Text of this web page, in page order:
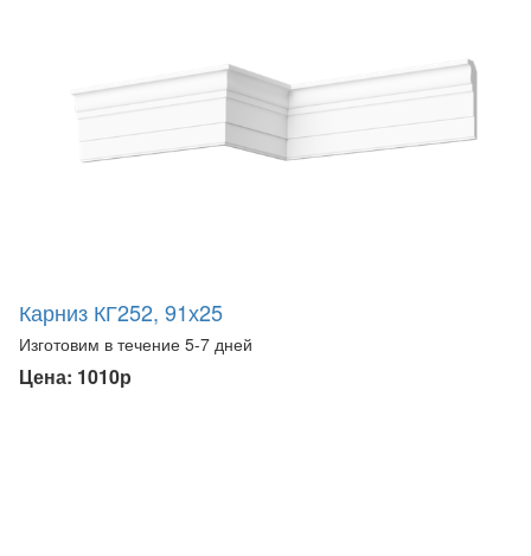
Карниз КГ252, 91х25
Изготовим в течение 5-7 дней
Цена: 1010р